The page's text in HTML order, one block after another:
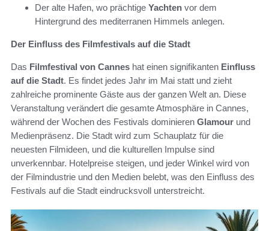
Der alte Hafen, wo prächtige Yachten vor dem
Hintergrund des mediterranen Himmels anlegen.
Der Einfluss des Filmfestivals auf die Stadt
Das Filmfestival von Cannes hat einen signifikanten Einfluss
auf die Stadt. Es findet jedes Jahr im Mai statt und zieht
zahlreiche prominente Gäste aus der ganzen Welt an. Diese
Veranstaltung verändert die gesamte Atmosphäre in Cannes,
während der Wochen des Festivals dominieren Glamour und
Medienpräsenz. Die Stadt wird zum Schauplatz für die
neuesten Filmideen, und die kulturellen Impulse sind
unverkennbar. Hotelpreise steigen, und jeder Winkel wird von
der Filmindustrie und den Medien belebt, was den Einfluss des
Festivals auf die Stadt eindrucksvoll unterstreicht.